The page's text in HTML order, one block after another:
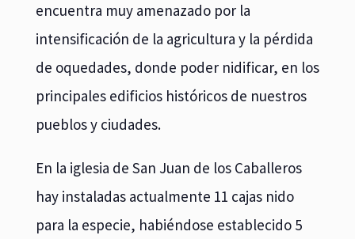
encuentra muy amenazado por la
intensificación de la agricultura y la pérdida
de oquedades, donde poder nidificar, en los
principales edificios históricos de nuestros
pueblos y ciudades.
En la iglesia de San Juan de los Caballeros
hay instaladas actualmente 11 cajas nido
para la especie, habiéndose establecido 5